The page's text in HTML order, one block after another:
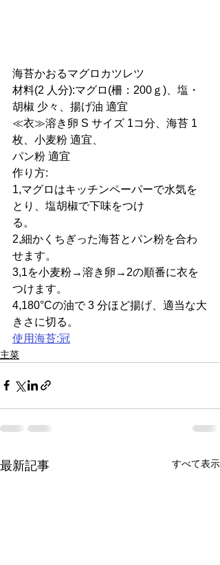
海苔かおるマグロカツレツ
材料(2 人分):マグロ(柵：200ｇ)、塩・
胡椒 少々、揚げ油 適宜
≪衣≫溶き卵 S サイズ 1コ分、海苔 1
枚、小麦粉 適宜、
パン粉 適宜
作り方:
1,マグロはキッチンペーパーで水気を
とり、塩胡椒で下味をつけ
る。
2,細かくちぎった海苔とパン粉を合わ
せます。
3,1を小麦粉→溶き卵→2の順番に衣を
つけます。
4,180°Cの油で 3 分ほど揚げ、適当な大
きさに切る。
使用海苔:冠
主菜
最新記事 すべて表示